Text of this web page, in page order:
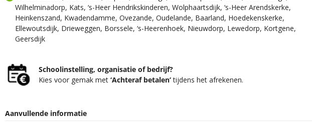
Wilhelminadorp, Kats, ‘s-Heer Hendrikskinderen, Wolphaartsdijk, ‘s-Heer Arendskerke,
Heinkenszand, Kwadendamme, Ovezande, Oudelande, Baarland, Hoedekenskerke,
Ellewoutsdijk, Drieweggen, Borssele, ‘s-Heerenhoek, Nieuwdorp, Lewedorp, Kortgene,
Geersdijk
Schoolinstelling, organisatie of bedrijf?
Kies voor gemak met‘Achteraf betalen’tijdens het afrekenen.
Aanvullende informatie